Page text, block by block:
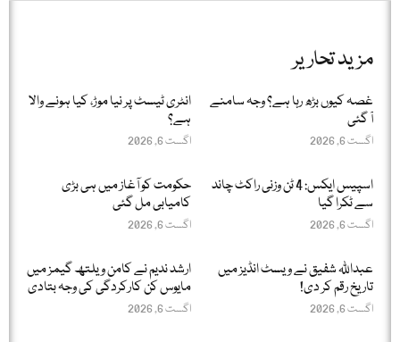
مزید تحاریر
غصہ کیوں بڑھ رہا ہے؟ وجہ سامنے
آ گئی
اگست 6, 2026
انٹری ٹیسٹ پر نیا موڑ، کیا ہونے والا
ہے؟
اگست 6, 2026
اسپیس ایکس: 4 ٹن وزنی راکٹ چاند
سے ٹکرا گیا
اگست 6, 2026
حکومت کو آغاز میں ہی بڑی
کامیابی مل گئی
اگست 6, 2026
عبداللّٰہ شفیق نے ویسٹ انڈیز میں
تاریخ رقم کر دی!
اگست 6, 2026
ارشد ندیم نے کامن ویلتھ گیمز میں
مایوس کن کارکردگی کی وجہ بتادی
اگست 6, 2026